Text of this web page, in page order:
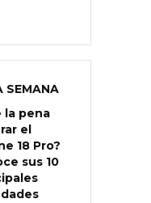
SEMANA
la pena
el
18 Pro?
sus 10